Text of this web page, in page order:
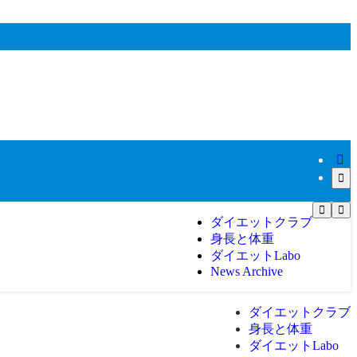
ダイエットクラブ
身長と体重
ダイエットLabo
News Archive
ダイエットクラブ
身長と体重
ダイエットLabo